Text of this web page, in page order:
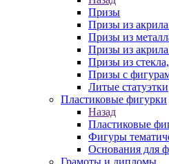
Призы
Призы из
Призы из
Призы из
Призы из
Призы с
Литые статуэтки
Пластиковые фигурки
Назад
Пластиковые
Фигуры
Основания для
Грамоты и дипломы